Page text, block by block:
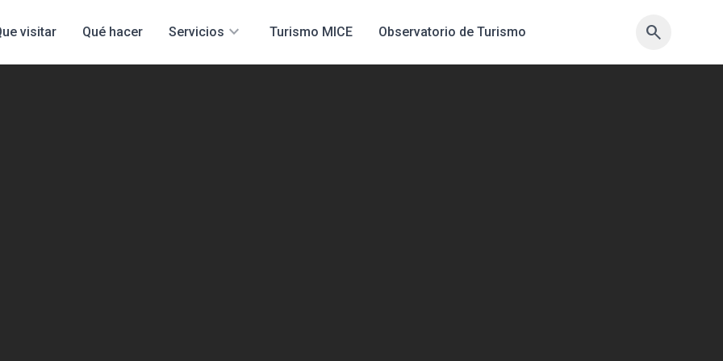
visitar Qué hacer Servicios expand_more Turismo MICE Observatorio de Turismo search
sync search